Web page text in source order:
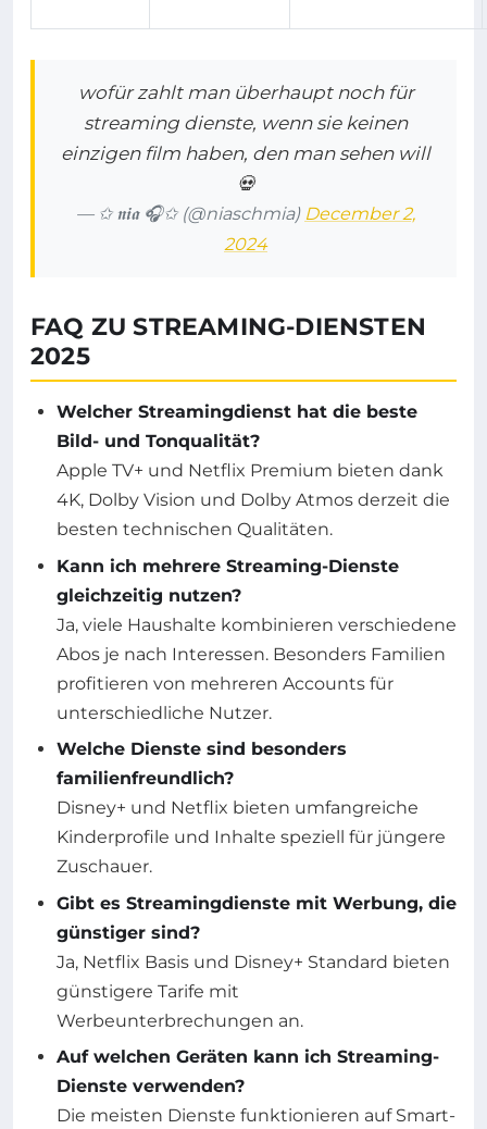
wofür zahlt man überhaupt noch für
streaming dienste, wenn sie keinen
einzigen film haben, den man sehen will
💀
— ✩ 𝖓𝖎𝖆 🎧✩ (@niaschmia) December 2,
2024
FAQ ZU STREAMING-DIENSTEN
2025
Welcher Streamingdienst hat die beste
Bild- und Tonqualität?
Apple TV+ und Netflix Premium bieten dank
4K, Dolby Vision und Dolby Atmos derzeit die
besten technischen Qualitäten.
Kann ich mehrere Streaming-Dienste
gleichzeitig nutzen?
Ja, viele Haushalte kombinieren verschiedene
Abos je nach Interessen. Besonders Familien
profitieren von mehreren Accounts für
unterschiedliche Nutzer.
Welche Dienste sind besonders
familienfreundlich?
Disney+ und Netflix bieten umfangreiche
Kinderprofile und Inhalte speziell für jüngere
Zuschauer.
Gibt es Streamingdienste mit Werbung, die
günstiger sind?
Ja, Netflix Basis und Disney+ Standard bieten
günstigere Tarife mit
Werbeunterbrechungen an.
Auf welchen Geräten kann ich Streaming-
Dienste verwenden?
Die meisten Dienste funktionieren auf Smart-